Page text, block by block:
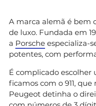
A marca alemã é bem
de luxo. Fundada em
a Porsche especializa-
potentes, com
É complicado escolher
ficamos com o 911,
Peugeot detinha o